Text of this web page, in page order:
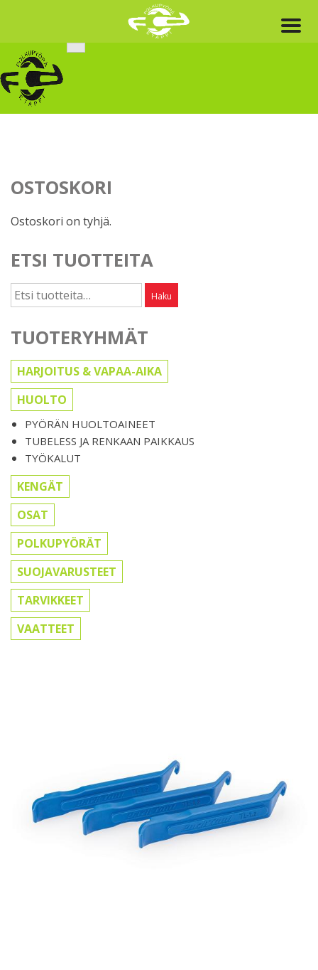
content
OSTOSKORI
Ostoskori on tyhjä.
ETSI TUOTTEITA
Etsi: Haku
TUOTERYHMÄT
HARJOITUS & VAPAA-AIKA
HUOLTO
PYÖRÄN HUOLTOAINEET
TUBELESS JA RENKAAN PAIKKAUS
TYÖKALUT
KENGÄT
OSAT
POLKUPYÖRÄT
SUOJAVARUSTEET
TARVIKKEET
VAATTEET